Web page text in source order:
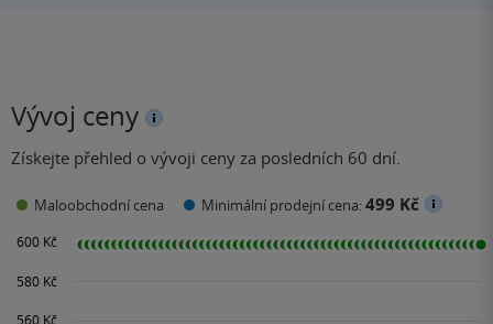
Vývoj ceny
Získejte přehled o vývoji ceny za posledních 60 dní.
Maloobchodní cena Minimální prodejní cena:499 Kč